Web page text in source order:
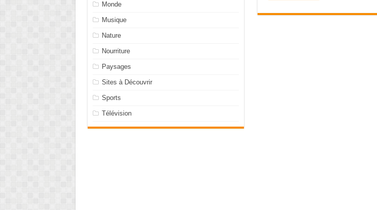
Monde
Musique
Nature
Nourriture
Paysages
Sites à Découvrir
Sports
Télévision